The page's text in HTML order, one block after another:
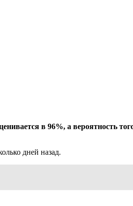
в 96%, а вероятность
дней назад.